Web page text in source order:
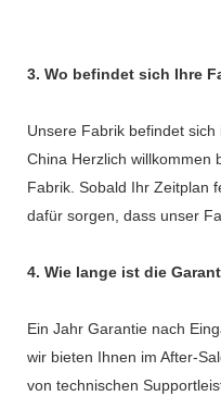
3. Wo befindet sich Ihre
Unsere Fabrik befindet
China Herzlich willkommen
Fabrik. Sobald Ihr Zeitplan
dafür sorgen, dass unser
4. Wie lange ist die
Ein Jahr Garantie nach
wir bieten Ihnen im After-
von technischen